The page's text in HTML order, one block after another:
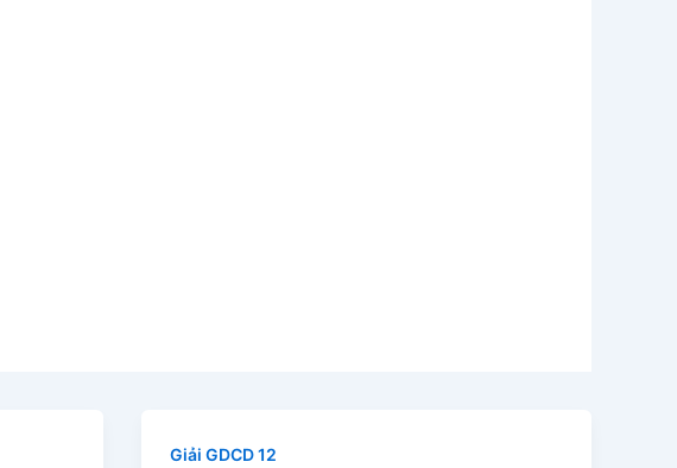
Giải GDCD 12